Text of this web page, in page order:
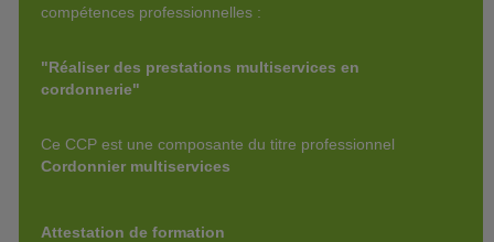
compétences professionnelles :
"Réaliser des prestations multiservices en
cordonnerie"
Ce CCP est une composante du titre professionnel
Cordonnier multiservices
Attestation de formation